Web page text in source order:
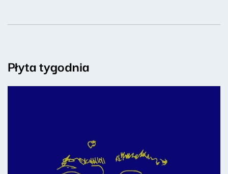
Płyta tygodnia